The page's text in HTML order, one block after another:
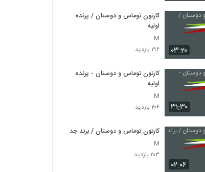
۰۳:۲۰
کارتون توماس و دوستان / پرنده
اولیه
M
۱۹۶ بازدید
۳۱:۳۰
کارتون توماس و دوستان - پرنده
اولیه
M
۲۰۶ بازدید
۰۲:۰۶
کارتون توماس و دوستان / برند جدید
M
۲۰۳ بازدید